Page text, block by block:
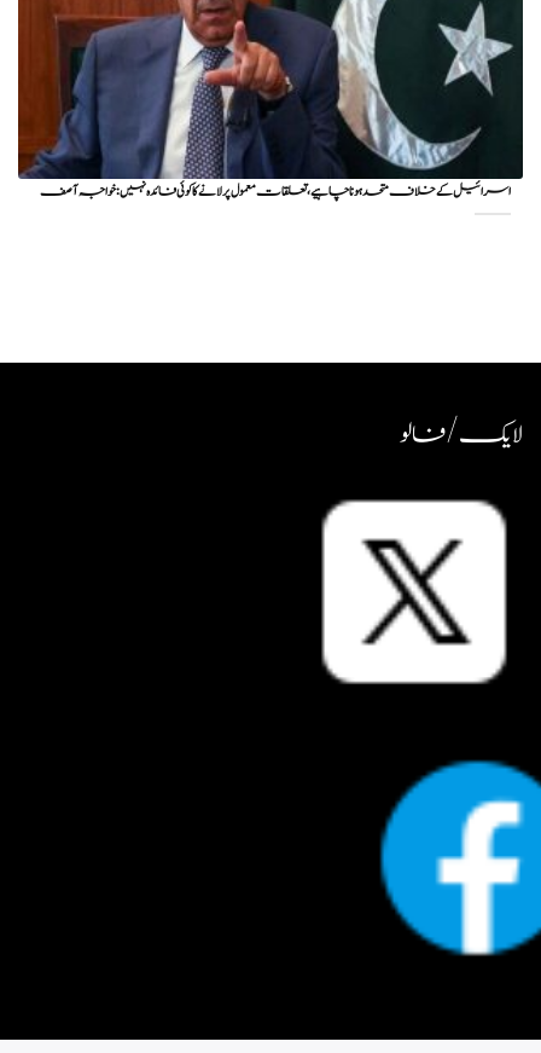
اسرائیل کے خلاف متحد ہونا چاہیے، تعلقات معمول پر لانے کا کوئی فائدہ نہیں: خواجہ آصف
لایک / فالو